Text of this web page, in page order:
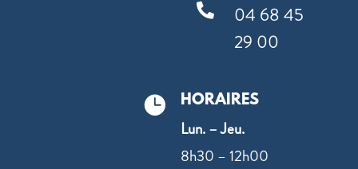

04 68 45
29 00
 HORAIRES
Lun. – Jeu.
8h30 – 12h00